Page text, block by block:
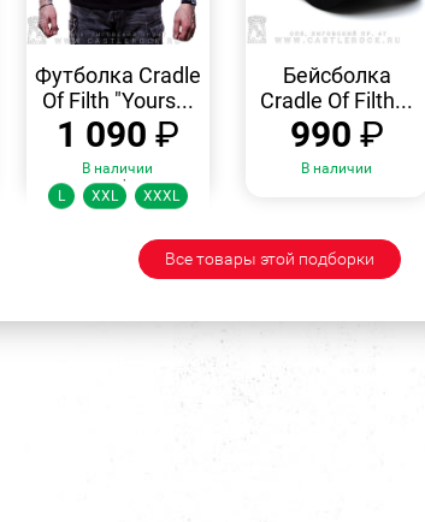
ПРОСМОТР
Футболка Cradle
Of Filth "Yours...
1 090 ₽
В наличии
Размеры:
L XXL XXXL
ПРОСМОТР
Бейсболка
Cradle Of Filth...
990 ₽
В наличии
Все товары этой подборки